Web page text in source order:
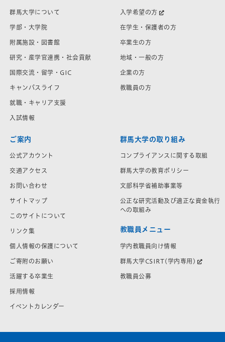
群馬大学について
学部・大学院
附属施設・図書館
研究・産学官連携・社会貢献
国際交流・留学・GIC
キャンパスライフ
就職・キャリア支援
入試情報
入学希望の方
在学生・保護者の方
卒業生の方
地域・一般の方
企業の方
教職員の方
ご案内
公式アカウント
交通アクセス
お問い合わせ
サイトマップ
このサイトについて
リンク集
個人情報の保護について
ご寄附のお願い
活躍する卒業生
採用情報
イベントカレンダー
群馬大学の取り組み
コンプライアンスに関する取組
群馬大学の教育ポリシー
文部科学省補助事業等
公正な研究活動及び適正な資金執行
への取組み
教職員メニュー
学内教職員向け情報
群馬大学CSIRT(学内専用)
教職員公募